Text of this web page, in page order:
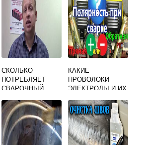
СКОЛЬКО
ПОТРЕБЛЯЕТ
СВАРОЧНЫЙ
РЕСАНТА 220
КИЛОВАТТ
КАКИЕ
ПРОВОЛОКИ
ЭЛЕКТРОДЫ И ИХ
ПРИМЕНЯЮТ ДЛЯ
РУЧНОЙ
ЭЛЕКТРОДУГОВО
Й СВАРКИ